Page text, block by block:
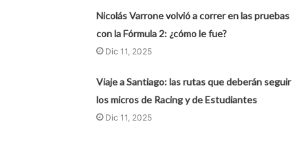
Nicolás Varrone volvió a correr en las pruebas
con la Fórmula 2: ¿cómo le fue?
Dic 11, 2025
Viaje a Santiago: las rutas que deberán seguir
los micros de Racing y de Estudiantes
Dic 11, 2025